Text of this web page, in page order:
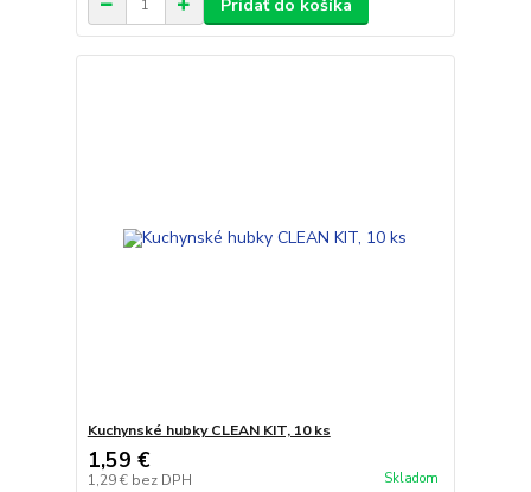
Pridať do košíka
Kuchynské hubky CLEAN KIT, 10 ks
1,59 €
1,29 € bez DPH Skladom